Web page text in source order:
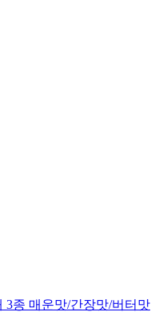
3종 매운맛/간장맛/버터맛